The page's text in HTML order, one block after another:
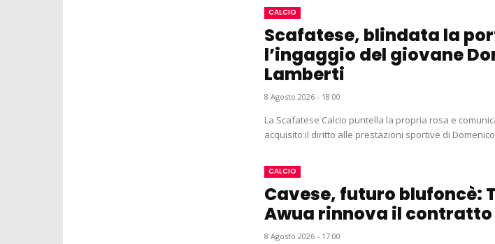
CALCIO
Scafatese, blindata la
l’ingaggio del giovane
Lamberti
8 Agosto 2026 - 18:00
La Scafatese Calcio puntella la propria rosa e
acquisito il diritto alle prestazioni sportive di
CALCIO
Cavese, futuro blufoncè:
Awua rinnova il contratto
8 Agosto 2026 - 17:00